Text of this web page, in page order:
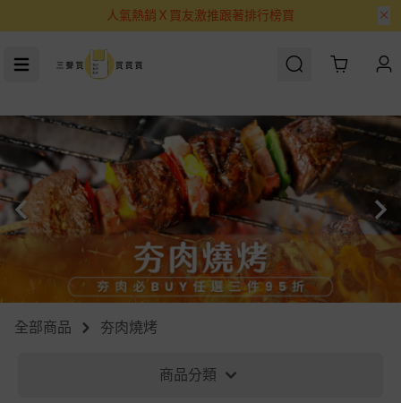
人氣熱銷Ｘ買友激推跟著排行榜買
Cart
全部商品 夯肉燒烤
商品分類